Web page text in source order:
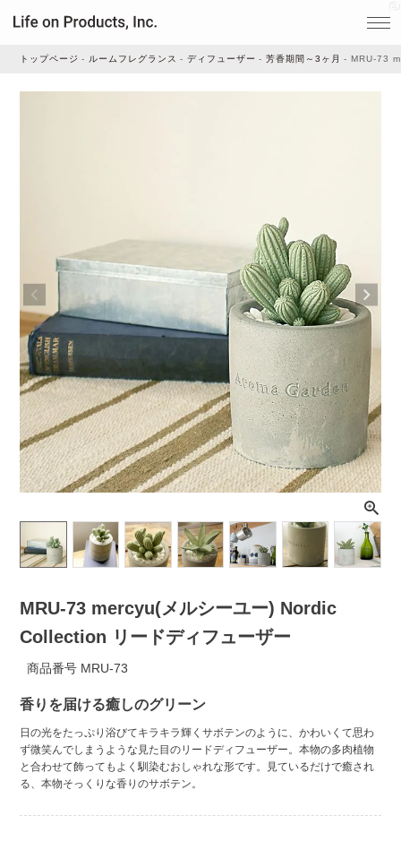
デジタル雑貨
ライト・シーリングファン
アクセサリー・消耗品
アウトレット
トップページ ルームフレグランス ディフューザー 芳香期間～3ヶ月 MRU-73
MRU-73 mercyu(メルシーユー) Nordic
Collection リードディフューザー
商品番号 MRU-73
香りを届ける癒しのグリーン
日の光をたっぷり浴びてキラキラ輝くサボテンのように、かわいくて思わ
ず微笑んでしまうような見た目のリードディフューザー。本物の多肉植物
と合わせて飾ってもよく馴染むおしゃれな形です。見ているだけで癒され
る、本物そっくりな香りのサボテン。